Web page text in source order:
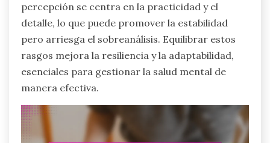
percepción se centra en la practicidad y el
detalle, lo que puede promover la estabilidad
pero arriesga el sobreanálisis. Equilibrar estos
rasgos mejora la resiliencia y la adaptabilidad,
esenciales para gestionar la salud mental de
manera efectiva.